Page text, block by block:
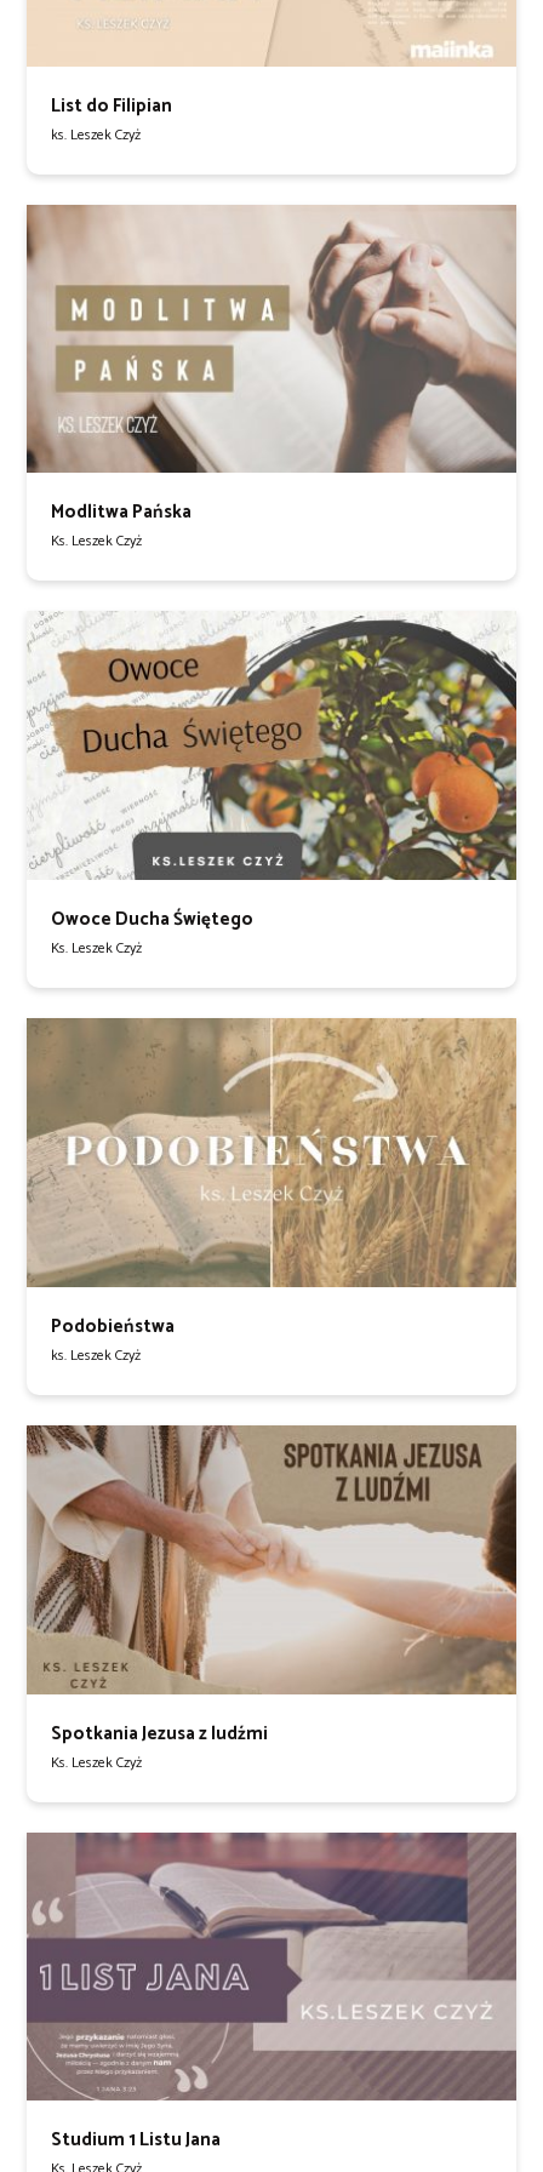
List do Filipian
ks. Leszek Czyż
Modlitwa Pańska
Ks. Leszek Czyż
Owoce Ducha Świętego
Ks. Leszek Czyż
Podobieństwa
ks. Leszek Czyż
Spotkania Jezusa z ludźmi
Ks. Leszek Czyż
Studium 1 Listu Jana